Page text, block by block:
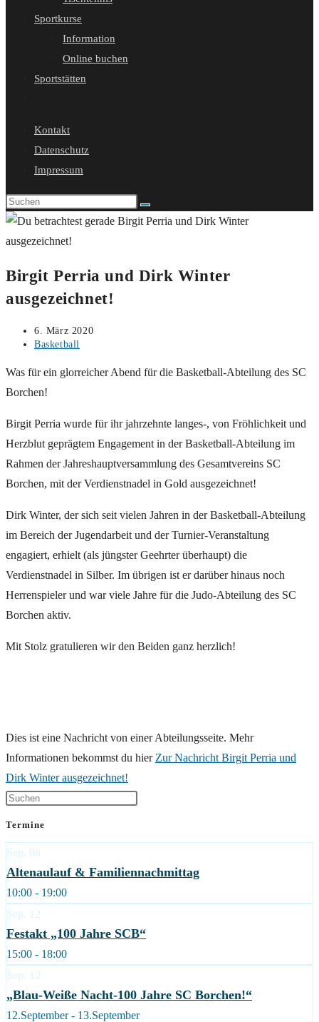
Sportkurse
Information
Online buchen
Sportstätten
umschalten
Kontakt
Datenschutz
Impressum
Birgit Perria und Dirk Winter
ausgezeichnet!
Beitrag
veröffentlicht:
6. März 2020
Beitrags-
Basketball
Was für ein glorreicher Abend für die Basketball-Abteilung des SC
Borchen!
Birgit Perria wurde für ihr jahrzehnte langes-, von Fröhlichkeit und
Herzblut geprägtem Engagement in der Basketball-Abteilung im
Rahmen der Jahreshauptversammlung des Gesamtvereins SC
Borchen, mit der Verdienstnadel in Gold ausgezeichnet!
Dirk Winter, der sich seit vielen Jahren in der Basketball-Abteilung
im Bereich der Jugendarbeit und der Turnier-Veranstaltung
engagiert, erhielt (als jüngster Geehrter überhaupt) die
Verdienstnadel in Silber. Im übrigen ist er darüber hinaus noch
Herrenspieler und war viele Jahre für die Judo-Abteilung des SC
Borchen aktiv.
Mit Stolz gratulieren wir den Beiden ganz herzlich!
Dies ist eine Nachricht von einer Abteilungsseite. Mehr
Informationen bekommst du hier Zur Nachricht Birgit Perria und
Dirk Winter ausgezeichnet!
Termine
Sep. 06
Altenaulauf & Familiennachmittag
10:00 - 19:00
Sep. 12
Festakt „100 Jahre SCB“
15:00 - 18:00
Sep. 12
„Blau-Weiße Nacht-100 Jahre SC Borchen!“
12.September - 13.September